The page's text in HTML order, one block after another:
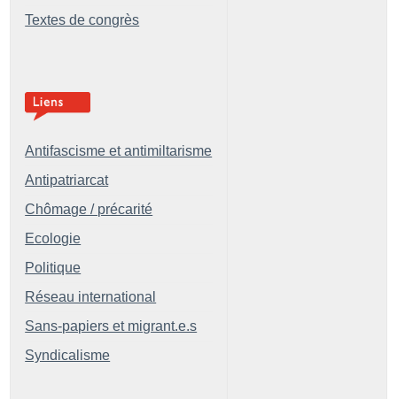
Textes de congrès
Antifascisme et antimiltarisme
Antipatriarcat
Chômage / précarité
Ecologie
Politique
Réseau international
Sans-papiers et migrant.e.s
Syndicalisme